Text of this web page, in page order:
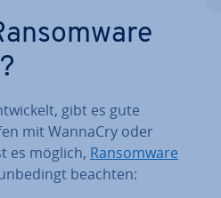
gibt es gute
mit WannaCry oder
es möglich, Ran­som­wa­re
beachten: